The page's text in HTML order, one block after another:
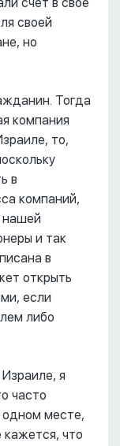
счет в свое
своей
но
Тогда
компания
то,
в
компаний,
нашей
и так
в
открыть
если
либо
я
часто
одном месте,
кажется, что